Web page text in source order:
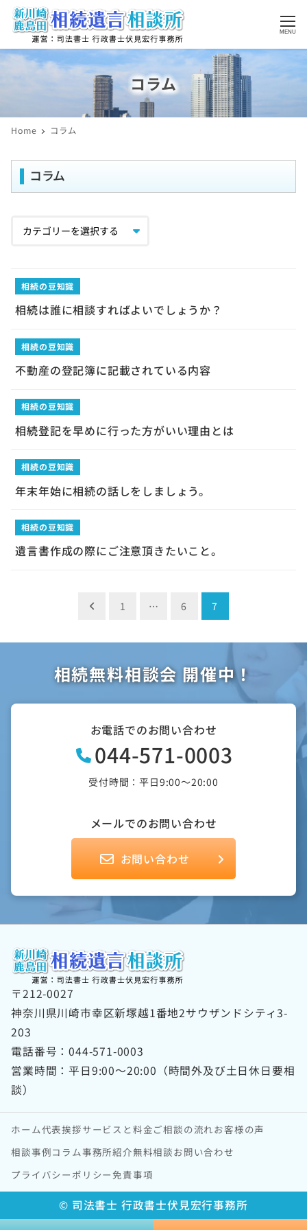
MENU
コラム
Home コラム
コラム
相続は誰に相談すればよいでしょうか？
相続の豆知識
不動産の登記簿に記載されている内容
相続の豆知識
相続登記を早めに行った方がいい理由とは
相続の豆知識
年末年始に相続の話しをしましょう。
相続の豆知識
遺言書作成の際にご注意頂きたいこと。
相続の豆知識
ゲ
1 … 6 7
相続無料相談会 開催中！
お電話でのお問い合わせ
044-571-0003
受付時間：平日9:00～20:00
メールでのお問い合わせ
お問い合わせ
〒212-0027
神奈川県川崎市幸区新塚越1番地2サウザンドシティ3-
203
電話番号：044-571-0003
営業時間：平日9:00～20:00（時間外及び土日休日要相
談）
ホーム代表挨拶サービスと料金ご相談の流れお客様の声
相談事例コラム事務所紹介無料相談お問い合わせ
プライバシーポリシー免責事項
©︎ 司法書士 行政書士伏見宏行事務所